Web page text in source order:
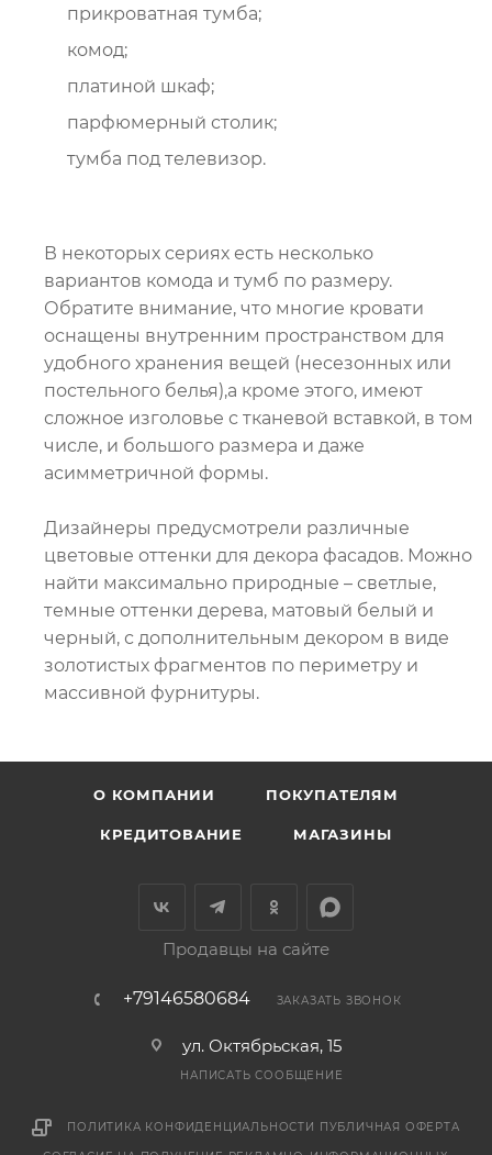
прикроватная тумба;
комод;
платиной шкаф;
парфюмерный столик;
тумба под телевизор.
В некоторых сериях есть несколько
вариантов комода и тумб по размеру.
Обратите внимание, что многие кровати
оснащены внутренним пространством для
удобного хранения вещей (несезонных или
постельного белья),а кроме этого, имеют
сложное изголовье с тканевой вставкой, в том
числе, и большого размера и даже
асимметричной формы.
Дизайнеры предусмотрели различные
цветовые оттенки для декора фасадов. Можно
найти максимально природные – светлые,
темные оттенки дерева, матовый белый и
черный, с дополнительным декором в виде
золотистых фрагментов по периметру и
массивной фурнитуры.
О КОМПАНИИ ПОКУПАТЕЛЯМ
КРЕДИТОВАНИЕ МАГАЗИНЫ
Продавцы на сайте
+79146580684 ЗАКАЗАТЬ ЗВОНОК
ул. Октябрьская, 15
НАПИСАТЬ СООБЩЕНИЕ
ПОЛИТИКА КОНФИДЕНЦИАЛЬНОСТИ ПУБЛИЧНАЯ ОФЕРТА